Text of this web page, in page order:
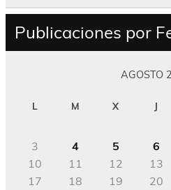
Publicaciones por
AGOSTO
L M X J
3
4 5 6
10
11 12 13
17
18 19 20